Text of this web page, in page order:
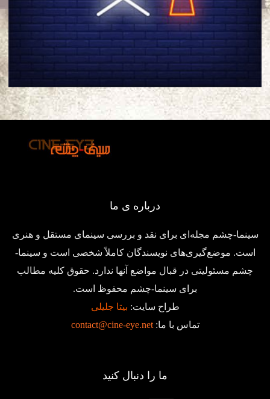
درباره ی ما
سینما-چشم مجله‌ای برای نقد و بررسی سینمای مستقل و هنری
است. موضع‌گیری‌های نویسندگان کاملاً شخصی است و سینما-
چشم مسئولیتی در قبال مواضع آنها ندارد. حقوق کلیه مطالب
برای سینما-چشم محفوظ است.
طراح سایت: بیتا جلیلی
تماس با ما:contact@cine-eye.net
ما را دنبال کنید